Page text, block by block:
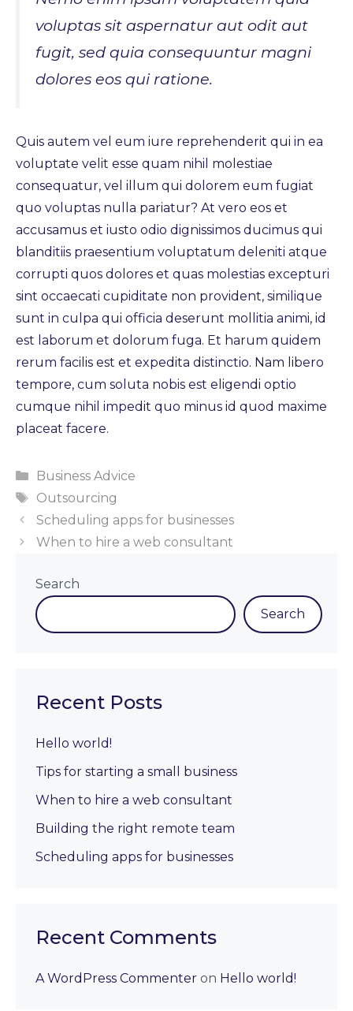
voluptas sit aspernatur aut odit aut
fugit, sed quia consequuntur magni
dolores eos qui ratione.
Quis autem vel eum iure reprehenderit qui in ea
voluptate velit esse quam nihil molestiae
consequatur, vel illum qui dolorem eum fugiat
quo voluptas nulla pariatur? At vero eos et
accusamus et iusto odio dignissimos ducimus qui
blanditiis praesentium voluptatum deleniti atque
corrupti quos dolores et quas molestias excepturi
sint occaecati cupiditate non provident, similique
sunt in culpa qui officia deserunt mollitia animi, id
est laborum et dolorum fuga. Et harum quidem
rerum facilis est et expedita distinctio. Nam libero
tempore, cum soluta nobis est eligendi optio
cumque nihil impedit quo minus id quod maxime
placeat facere.
Categories
Business Advice
Tags
Outsourcing
Scheduling apps for businesses
When to hire a web consultant
Search
Search
Recent Posts
Hello world!
Tips for starting a small business
When to hire a web consultant
Building the right remote team
Scheduling apps for businesses
Recent Comments
A WordPress Commenter on Hello world!